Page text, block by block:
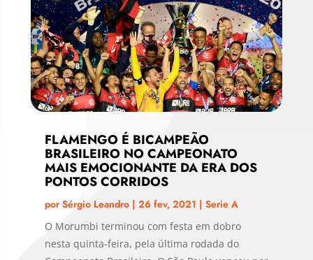
FLAMENGO É BICAMPEÃO
BRASILEIRO NO CAMPEONATO
MAIS EMOCIONANTE DA ERA DOS
PONTOS CORRIDOS
porSérgio Leandro| 26 fev, 2021 | Serie A
O Morumbi terminou com festa em dobro
nesta quinta-feira, pela última rodada do